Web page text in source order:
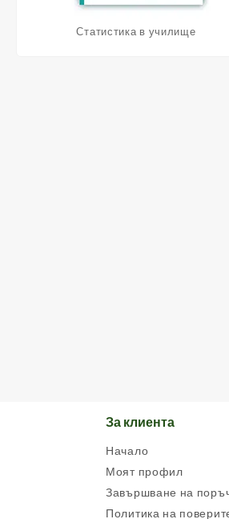
Статистика в училище
За клиента
Начало
Моят профил
Завършване на
Политика на